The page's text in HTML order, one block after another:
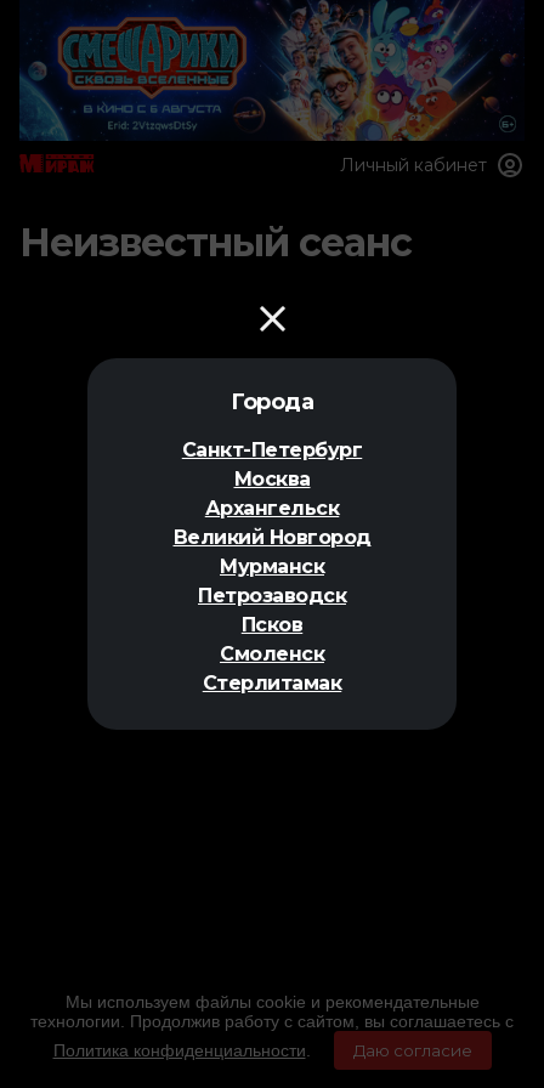
Города
Санкт-Петербург
Москва
Архангельск
Великий Новгород
Мурманск
Петрозаводск
Псков
Смоленск
Стерлитамак
Личный кабинет
Неизвестный сеанс
Мы используем файлы cookie и рекомендательные
технологии. Продолжив работу с сайтом, вы соглашаетесь с
Политика конфиденциальности
Даю согласие